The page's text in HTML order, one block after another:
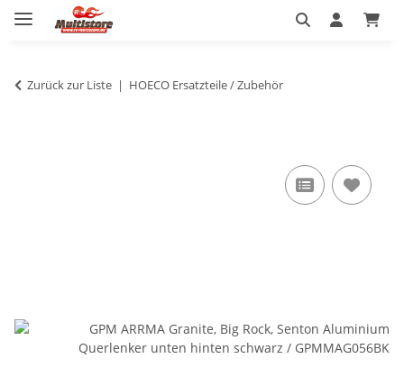
Zurück zur Liste HOECO Ersatzteile / Zubehör